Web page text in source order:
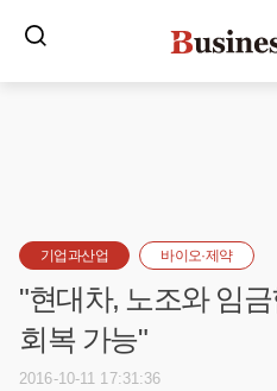
기업과산업 바이오·제약
"현대차, 노조와 임
회복 가능"
2016-10-11 17:31:36